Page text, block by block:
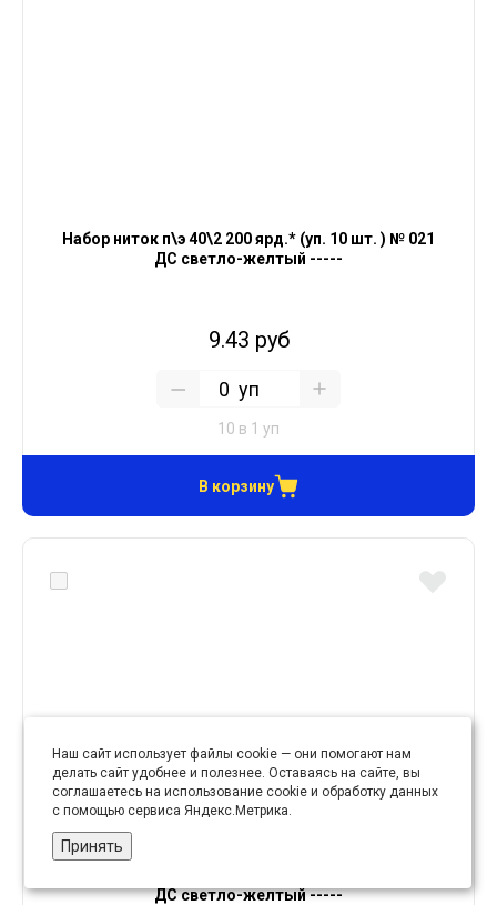
Набор ниток п\э 40\2 200 ярд.* (уп. 10 шт. ) № 021
ДС светло-желтый -----
9.43 руб
уп
10 в 1 уп
В корзину
ДС светло-желтый -----
Наш сайт использует файлы cookie — они помогают нам
делать сайт удобнее и полезнее. Оставаясь на сайте, вы
соглашаетесь на использование cookie и обработку данных
с помощью сервиса Яндекс.Метрика.
Принять